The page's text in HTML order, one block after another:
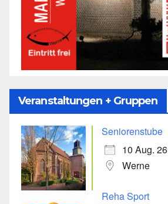
Veranstaltungen + Gruppen
Seniorenstube
10 Aug. 26
Werne
Reha Sport